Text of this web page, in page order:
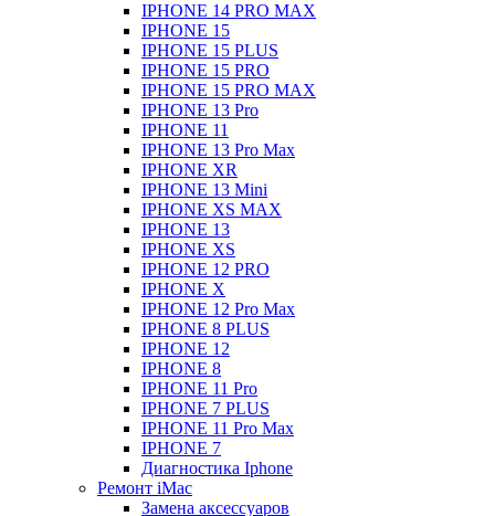
IPHONE 14 PRO MAX
IPHONE 15
IPHONE 15 PLUS
IPHONE 15 PRO
IPHONE 15 PRO MAX
IPHONE 13 Pro
IPHONE 11
IPHONE 13 Pro Max
IPHONE XR
IPHONE 13 Mini
IPHONE XS MAX
IPHONE 13
IPHONE XS
IPHONE 12 PRO
IPHONE X
IPHONE 12 Pro Max
IPHONE 8 PLUS
IPHONE 12
IPHONE 8
IPHONE 11 Pro
IPHONE 7 PLUS
IPHONE 11 Pro Max
IPHONE 7
Диагностика Iphone
Ремонт iMac
Замена аксессуаров